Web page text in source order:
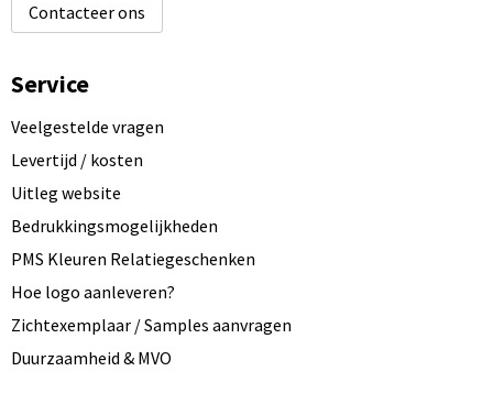
Contacteer ons
Service
Veelgestelde vragen
Levertijd / kosten
Uitleg website
Bedrukkingsmogelijkheden
PMS Kleuren Relatiegeschenken
Hoe logo aanleveren?
Zichtexemplaar / Samples aanvragen
Duurzaamheid & MVO